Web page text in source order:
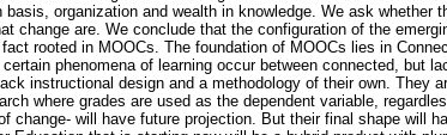
organization and wealth in knowledge. We ask whether
change are. We conclude that the configuration of the
rooted in MOOCs. The foundation of MOOCs lies in
phenomena of learning occur between connected, but
instructional design and a methodology of their own. They
where grades are used as the dependent variable,
change- will have future projection. But their final shape will